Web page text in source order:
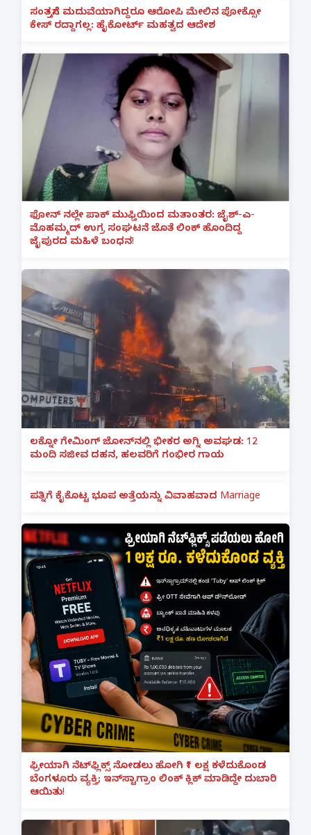
ಸಂತ್ರಸ್ತೆಗೆ ಮದುವೆಯಾಗಿದ್ದರೂ ಆರೋಪಿ ಮೇಲಿನ ಪೋಕ್ಸೋ
ಕೇಸ್ ರದ್ದಾಗಲ್ಲ: ಹೈಕೋರ್ಟ್ ಮಹತ್ವದ ಆದೇಶ
ಫೋನ್ ನಲ್ಲೇ ಪಾಕ್ ಮುಫ್ತಿಯಿಂದ ಮತಾಂತರ: ಜೈಶ್-ಎ-
ಮೊಹಮ್ಮದ್ ಉಗ್ರ ಸಂಘಟನೆ ಜೊತೆ ಲಿಂಕ್ ಹೊಂದಿದ್ದ
ಜೈಪುರದ ಮಹಿಳೆ ಬಂಧನ!
ಲಕ್ನೋ ಗೇಮಿಂಗ್ ಜೋನ್‌ನಲ್ಲಿ ಭೀಕರ ಅಗ್ನಿ ಅವಘಡ: 12
ಮಂದಿ ಸಜೀವ ದಹನ, ಹಲವರಿಗೆ ಗಂಭೀರ ಗಾಯ
ಪತ್ನಿಗೆ ಕೈಕೊಟ್ಟ ಭೂಪ ಅತ್ತೆಯನ್ನು ವಿವಾಹವಾದ Marriage
ಫ್ರೀಯಾಗಿ ನೆಟ್‌ಫ್ಲಿಕ್ಸ್ ನೋಡಲು ಹೋಗಿ ₹1 ಲಕ್ಷ ಕಳೆದುಕೊಂಡ
ಬೆಂಗಳೂರು ವ್ಯಕ್ತಿ; ಇನ್‌ಸ್ಟಾಗ್ರಾಂ ಲಿಂಕ್ ಕ್ಲಿಕ್ ಮಾಡಿದ್ದೇ ದುಬಾರಿ
ಆಯಿತು!